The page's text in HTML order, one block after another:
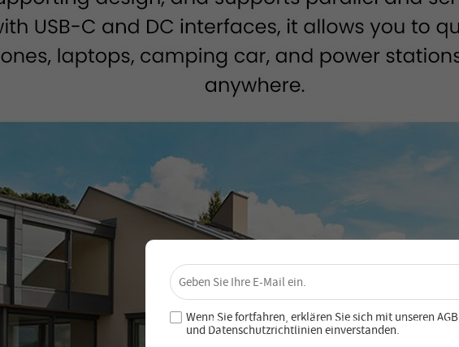
Sichere dir 4 % Rabatt – Jetzt
abonnieren!
Melde dich für unseren Newsletter an und verpasse
keine exklusiven Angebote und Neuheiten!
Wenn Sie fortfahren, erklären Sie sich mit unserenAGB
und Datenschutzrichtlinien einverstanden.